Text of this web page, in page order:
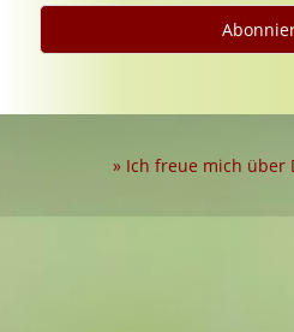
» Ich freue mich über